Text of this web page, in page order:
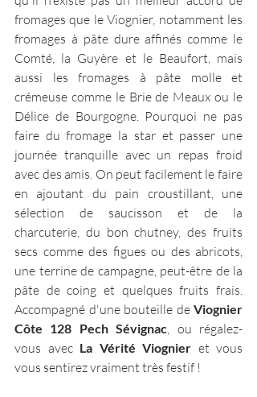
fromages que le Viognier, notamment les
fromages à pâte dure affinés comme le
Comté, la Guyère et le Beaufort, mais
aussi les fromages à pâte molle et
crémeuse comme le Brie de Meaux ou le
Délice de Bourgogne. Pourquoi ne pas
faire du fromage la star et passer une
journée tranquille avec un repas froid
avec des amis. On peut facilement le faire
en ajoutant du pain croustillant, une
sélection de saucisson et de la
charcuterie, du bon chutney, des fruits
secs comme des figues ou des abricots,
une terrine de campagne, peut-être de la
pâte de coing et quelques fruits frais.
Accompagné d'une bouteille de Viognier
Côte 128 Pech Sévignac, ou régalez-
vous avec La Vérité Viognier et vous
vous sentirez vraiment très festif !